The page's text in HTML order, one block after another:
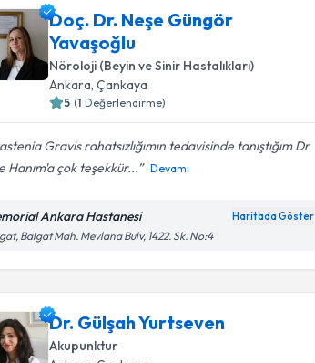
Doç. Dr. Neşe Güngör
Yavaşoğlu
Nöroloji (Beyin ve Sinir Hastalıkları)
Ankara , Çankaya
5 (1 Değerlendirme)
Gravis rahatsızlığımın tedavisinde tanıştığım Dr
Hanım'a çok teşekkür...
Devamı
Ankara Hastanesi Haritada Göster
Balgat Mah. Mevlana Bulv, 1422. Sk. No:4
Dr. Gülşah Yurtseven
Akupunktur